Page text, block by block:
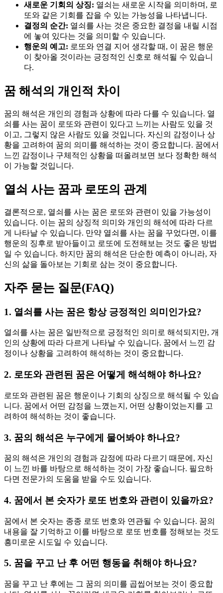
새로운 기회의 상징: 열쇠는 새로운 시작을 의미하며, 로
또와 같은 기회를 잡을 수 있는 가능성을 나타냅니다.
결정의 순간: 열쇠를 사는 것은 중요한 결정을 내릴 시점
에 놓여 있다는 것을 의미할 수 있습니다.
행운의 예고: 로또와 연결 지어 생각할 때, 이 꿈은 행운
이 찾아올 것이라는 긍정적인 신호로 해석될 수 있습니
다.
꿈 해석의 개인적 차이
꿈의 해석은 개인의 경험과 상황에 따라 다를 수 있습니다. 열
쇠를 사는 꿈이 로또와 관련이 있다고 느끼는 사람도 있을 것
이고, 그렇지 않은 사람도 있을 것입니다. 자신의 감정이나 상
황을 고려하여 꿈의 의미를 해석하는 것이 중요합니다. 꿈에서
느낀 감정이나 구체적인 상황을 떠올려보면 보다 정확한 해석
이 가능할 것입니다.
열쇠 사는 꿈과 로또의 관계
결론적으로, 열쇠를 사는 꿈은 로또와 관련이 있을 가능성이
있습니다. 이는 꿈의 상징적 의미와 개인의 해석에 따라 다르
게 나타날 수 있습니다. 만약 열쇠를 사는 꿈을 꾸었다면, 이를
행운의 징후로 받아들이고 로또에 도전해보는 것도 좋은 방법
일 수 있습니다. 하지만 꿈의 해석은 단순한 예측이 아니라, 자
신의 삶을 돌아보는 기회로 삼는 것이 중요합니다.
자주 묻는 질문(FAQ)
1. 열쇠를 사는 꿈은 항상 긍정적인 의미인가요?
열쇠를 사는 꿈은 일반적으로 긍정적인 의미로 해석되지만, 개
인의 상황에 따라 다르게 나타날 수 있습니다. 꿈에서 느낀 감
정이나 상황을 고려하여 해석하는 것이 중요합니다.
2. 로또와 관련된 꿈은 어떻게 해석해야 하나요?
로또와 관련된 꿈은 행운이나 기회의 상징으로 해석될 수 있습
니다. 꿈에서 어떤 감정을 느꼈는지, 어떤 상황이었는지를 고
려하여 해석하는 것이 좋습니다.
3. 꿈의 해석은 누구에게 물어봐야 하나요?
꿈의 해석은 개인의 경험과 감정에 따라 다르기 때문에, 자신
이 느낀 바를 바탕으로 해석하는 것이 가장 좋습니다. 필요하
다면 전문가의 도움을 받을 수도 있습니다.
4. 꿈에서 본 숫자가 로또 번호와 관련이 있을까요?
꿈에서 본 숫자는 종종 로또 번호와 연관될 수 있습니다. 꿈의
내용을 잘 기억하고 이를 바탕으로 로또 번호를 정해보는 것도
흥미로운 시도일 수 있습니다.
5. 꿈을 꾸고 난 후 어떤 행동을 취해야 하나요?
꿈을 꾸고 난 후에는 그 꿈의 의미를 곱씹어보는 것이 중요합